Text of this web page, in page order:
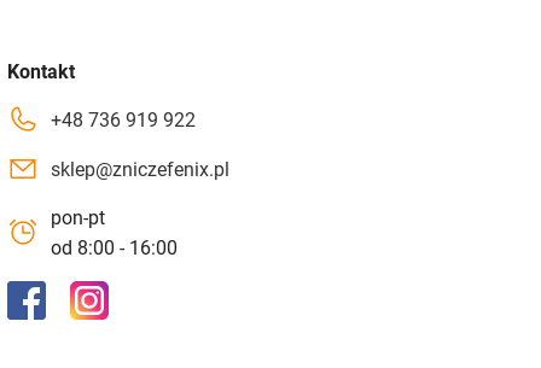
Kontakt
+48 736 919 922
sklep@zniczefenix.pl
pon-pt
od 8:00 - 16:00